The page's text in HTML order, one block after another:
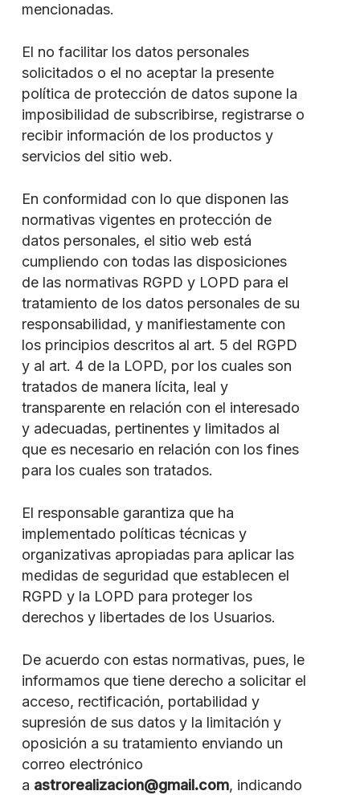
mencionadas.
El no facilitar los datos personales
solicitados o el no aceptar la presente
política de protección de datos supone la
imposibilidad de subscribirse, registrarse o
recibir información de los productos y
servicios del sitio web.
En conformidad con lo que disponen las
normativas vigentes en protección de
datos personales, el sitio web está
cumpliendo con todas las disposiciones
de las normativas RGPD y LOPD para el
tratamiento de los datos personales de su
responsabilidad, y manifiestamente con
los principios descritos al art. 5 del RGPD
y al art. 4 de la LOPD, por los cuales son
tratados de manera lícita, leal y
transparente en relación con el interesado
y adecuadas, pertinentes y limitados al
que es necesario en relación con los fines
para los cuales son tratados.
El responsable garantiza que ha
implementado políticas técnicas y
organizativas apropiadas para aplicar las
medidas de seguridad que establecen el
RGPD y la LOPD para proteger los
derechos y libertades de los Usuarios.
De acuerdo con estas normativas, pues, le
informamos que tiene derecho a solicitar el
acceso, rectificación, portabilidad y
supresión de sus datos y la limitación y
oposición a su tratamiento enviando un
correo electrónico
a astrorealizacion@gmail.com, indicando